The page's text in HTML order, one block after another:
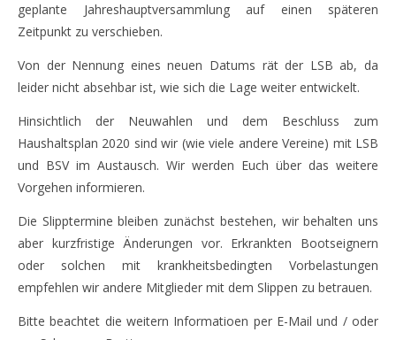
geplante Jahreshauptversammlung auf einen späteren
Zeitpunkt zu verschieben.
Von der Nennung eines neuen Datums rät der LSB ab, da
leider nicht absehbar ist, wie sich die Lage weiter entwickelt.
Hinsichtlich der Neuwahlen und dem Beschluss zum
Haushaltsplan 2020 sind wir (wie viele andere Vereine) mit LSB
und BSV im Austausch. Wir werden Euch über das weitere
Vorgehen informieren.
Die Slipptermine bleiben zunächst bestehen, wir behalten uns
aber kurzfristige Änderungen vor. Erkrankten Bootseignern
oder solchen mit krankheitsbedingten Vorbelastungen
empfehlen wir andere Mitglieder mit dem Slippen zu betrauen.
Bitte beachtet die weitern Informatioen per E-Mail und / oder